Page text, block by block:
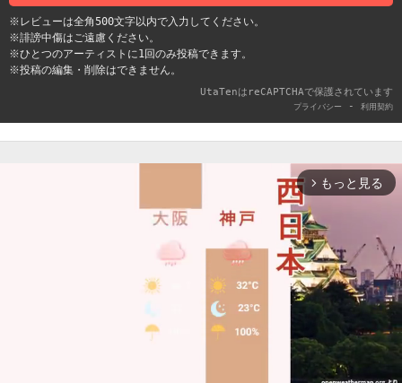
※レビューは全角500文字以内で入力してください。
※誹謗中傷はご遠慮ください。
※ひとつのアーティストに1回のみ投稿できます。
※投稿の編集・削除はできません。
UtaTenはreCAPTCHAで保護されています
プライバシー - 利用契約
arrow_forward_ios もっと見る